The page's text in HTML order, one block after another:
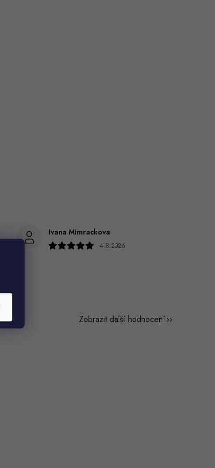
Ivana Mimrackova
4.8.2026
Zobrazit další hodnocení